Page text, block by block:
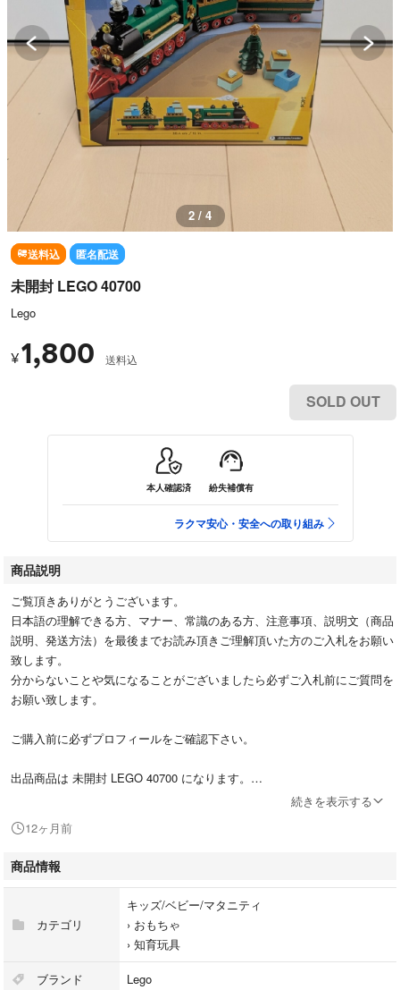
2 / 4
送料込 匿名配送
未開封 LEGO 40700
Lego
¥1,800 送料込
SOLD OUT
本人確認済 紛失補償有
ラクマ安心・安全への取り組み
商品説明
ご覧頂きありがとうございます。
日本語の理解できる方、マナー、常識のある方、注意事項、説明文（商品
説明、発送方法）を最後までお読み頂きご理解頂いた方のご入札をお願い
致します。
分からないことや気になることがございましたら必ずご入札前にご質問を
お願い致します。
ご購入前に必ずプロフィールをご確認下さい。
出品商品は 未開封 LEGO 40700 になります。
大切に保管させて頂いておりますので状態は非常に良いと思いますが自宅
保管ですの品を求める方や、神経質な方のご入札はお控え下さい。
簡易梱包になりますのでご理解頂いた方のご購入をお願い致します。
すり替え防止の為に返品はお受けできませんのでご理解頂いた方のご入札
をお願い致します。
続きを表示する
12ヶ月前
商品情報
カテゴリ
キッズ/ベビー/マタニティ
› おもちゃ
› 知育玩具
ブランド Lego